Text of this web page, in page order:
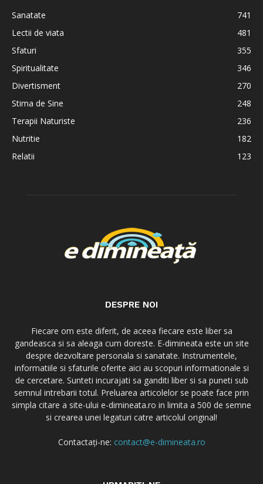
Sanatate
741
Lectii de viata
481
Sfaturi
355
Spiritualitate
346
Divertisment
270
Stima de Sine
248
Terapii Naturiste
236
Nutritie
182
Relatii
123
DESPRE NOI
Fiecare om este diferit, de aceea fiecare este liber sa
gandeasca si sa aleaga cum doreste. E-dimineata este un site
despre dezvoltare personala si sanatate. Instrumentele,
informatiile si sfaturile oferite aici au scopuri informationale si
de cercetare. Sunteti incurajati sa ganditi liber si sa puneti sub
semnul intrebarii totul. Preluarea articolelor se poate face prin
simpla citare a site-ului e-dimineata.ro in limita a 500 de semne
si crearea unei legaturi catre articolul original!
Contactați-ne: contact@e-dimineata.ro